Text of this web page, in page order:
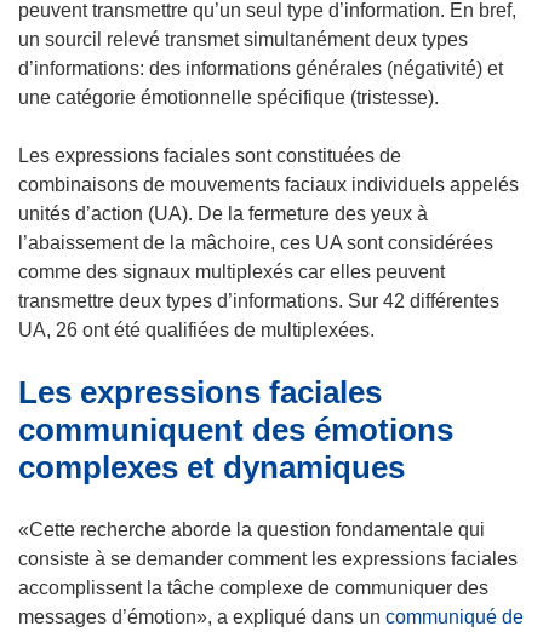
f
e
n
ê
r
e
)
peuvent transmettre qu’un seul type d’information. En bref,
un sourcil relevé transmet simultanément deux types
d’informations: des informations générales (négativité) et
une catégorie émotionnelle spécifique (tristesse).
Les expressions faciales sont constituées de
combinaisons de mouvements faciaux individuels appelés
unités d’action (UA). De la fermeture des yeux à
l’abaissement de la mâchoire, ces UA sont considérées
comme des signaux multiplexés car elles peuvent
transmettre deux types d’informations. Sur 42 différentes
UA, 26 ont été qualifiées de multiplexées.
Les expressions faciales
communiquent des émotions
complexes et dynamiques
«Cette recherche aborde la question fondamentale qui
consiste à se demander comment les expressions faciales
accomplissent la tâche complexe de communiquer des
messages d’émotion», a expliqué dans un communiqué de